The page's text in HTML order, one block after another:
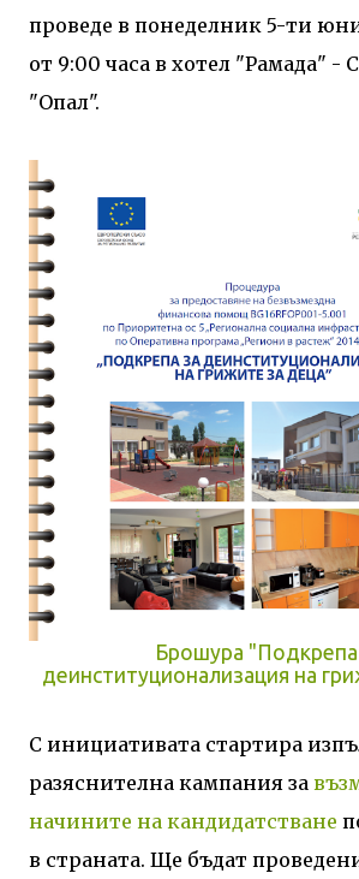
проведе в понеделник 5-ти
от 9:00 часа в хотел "Рамада" -
"Опал".
Брошура "Подкрепа
деинституционализация на
С инициативата стартира
разяснителна кампания за
начините на кандидатстване
в страната. Ще бъдат